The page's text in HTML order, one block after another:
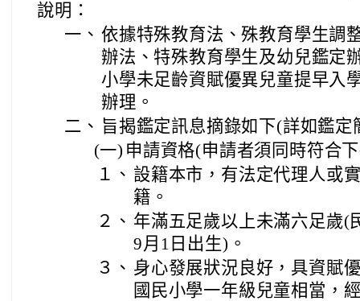
說明：
一、 依據特殊教育法、殊教育學生調
辦法、特殊教育學生及幼兒鑑定
小學未足齡資賦優異兒童提早入
辦理。
二、 旨揭鑑定訊息摘錄如下(詳如鑑定
(一) 申請資格(申請者須同時符合
１、 設籍本市，有法定代理人或
籍。
２、 年滿五足歲以上未滿六足歲(
9月1日出生)。
３、 身心發展狀況良好，具資賦
國民小學一年級兒童相當，